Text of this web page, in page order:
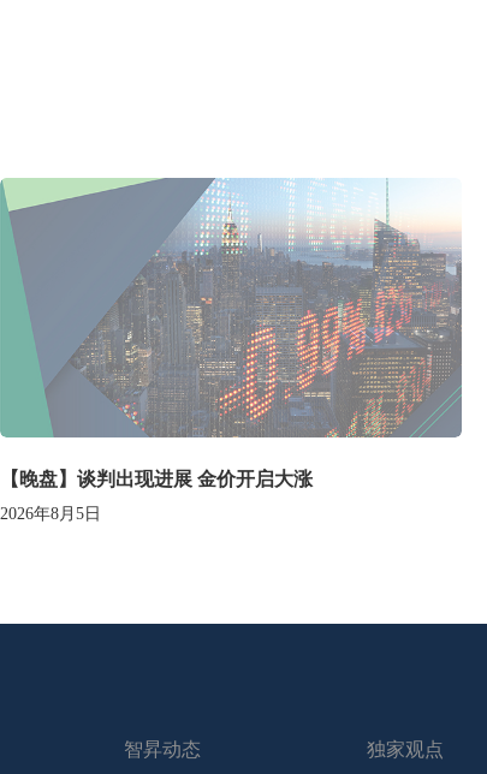
【晚盘】谈判出现进展 金价开启大涨
2026年8月5日
智昇动态 独家观点